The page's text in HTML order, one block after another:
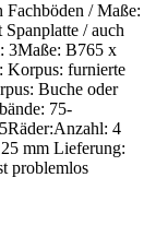
Fachböden / Maße:
/ auch
3Maße: B765 x
Korpus: furnierte
Buche oder
75-
4
mm Lieferung:
problemlos